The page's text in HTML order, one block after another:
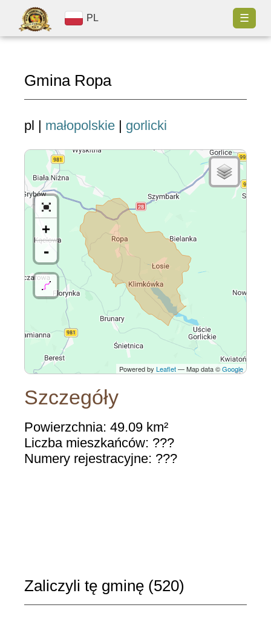
PL ☰
Gmina Ropa
pl | małopolskie | gorlicki
+
-
Powered by Leaflet— Map data ©Google
Szczegóły
Powierzchnia: 49.09 km²
Liczba mieszkańców: ???
Numery rejestracyjne: ???
Zaliczyli tę gminę (520)